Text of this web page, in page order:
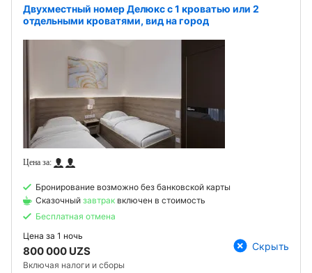
Двухместный номер Делюкс с 1 кроватью или 2
отдельными кроватями, вид на город
Бронирование возможно без банковской карты
Сказочный завтрак включен в стоимость
Бесплатная отмена
Цена за 1 ночь
800 000 UZS
Включая налоги и сборы
Скрыть